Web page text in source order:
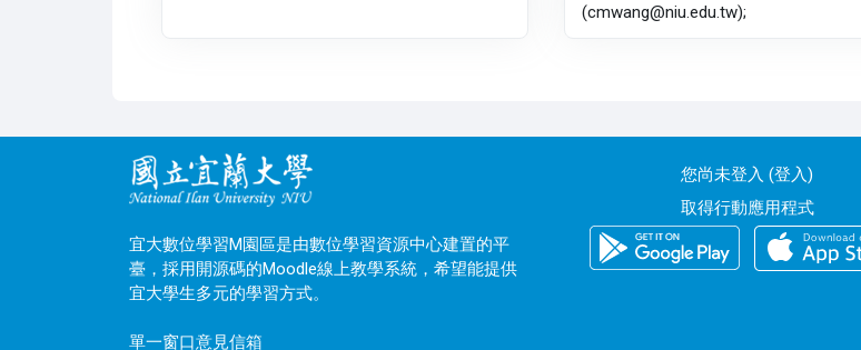
(cmwang@niu.edu.tw);
宜大數位學習M園區是由數位學習資源中心建置的平
臺，採用開源碼的Moodle線上教學系統，希望能提供
宜大學生多元的學習方式。
單一窗口意見信箱
您尚未登入 (登入)
取得行動應用程式